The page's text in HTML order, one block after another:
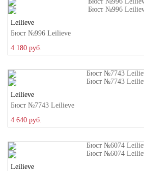
Leilieve
Бюст №996 Leilieve
4 180 руб.
Leilieve
Бюст №7743 Leilieve
4 640 руб.
Leilieve